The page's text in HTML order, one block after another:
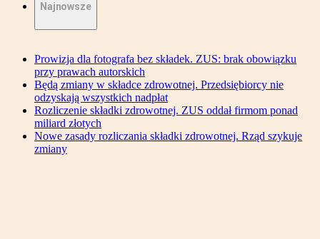
Najnowsze
Prowizja dla fotografa bez składek. ZUS: brak obowiązku
przy prawach autorskich
Będą zmiany w składce zdrowotnej. Przedsiębiorcy nie
odzyskają wszystkich nadpłat
Rozliczenie składki zdrowotnej. ZUS oddał firmom ponad
miliard złotych
Nowe zasady rozliczania składki zdrowotnej. Rząd szykuje
zmiany